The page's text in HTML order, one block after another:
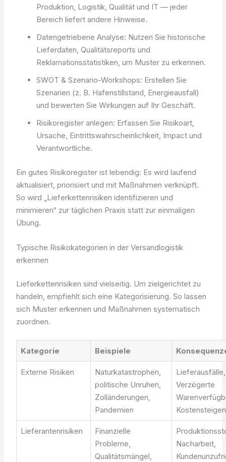
Produktion, Logistik, Qualität und IT — jeder
Bereich liefert andere Hinweise.
Datengetriebene Analyse: Nutzen Sie historische
Lieferdaten, Qualitätsreports und
Reklamationsstatistiken, um Muster zu erkennen.
SWOT & Szenario-Workshops: Erstellen Sie
Szenarien (z. B. Hafenstillstand, Energieausfall)
und bewerten Sie Wirkungen auf Ihr Geschäft.
Risikoregister anlegen: Erfassen Sie Risikoart,
Ursache, Eintrittswahrscheinlichkeit, Impact und
Verantwortliche.
Ein gutes Risikoregister ist lebendig: Es wird laufend
aktualisiert, priorisiert und mit Maßnahmen verknüpft.
So wird „Lieferkettenrisiken identifizieren und
minimieren“ zur täglichen Praxis statt zur einmaligen
Übung.
Typische Risikokategorien in der Versandlogistik
erkennen
Lieferkettenrisiken sind vielseitig. Um zielgerichtet zu
handeln, empfiehlt sich eine Kategorisierung. So lassen
sich Muster erkennen und Maßnahmen systematisch
zuordnen.
Kategorie Beispiele
Externe Risiken
Naturkatastrophen,
politische Unruhen,
Zolländerungen,
Pandemien
Lieferausfälle,
Verzögerte
Lieferantenrisiken
Finanzielle
Probleme,
Qualitätsmängel,
Nacharbeit,